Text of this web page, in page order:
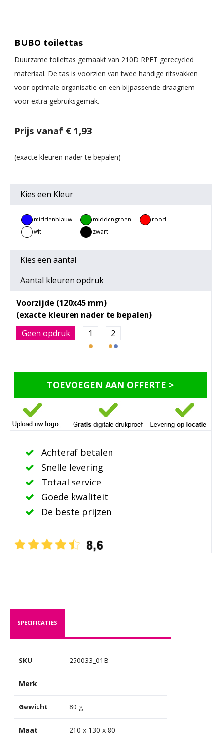
BUBO toilettas
Duurzame toilettas gemaakt van 210D RPET gerecycled
materiaal. De tas is voorzien van twee handige ritsvakken
voor optimale organisatie en een bijpassende draagriem
voor extra gebruiksgemak.
Prijs vanaf € 1,93
Kies een Kleur
middenblauw middengroen
rood
wit
zwart
Kies een aantal
Aantal kleuren opdruk
Voorzijde (120x45 mm)
Geen opdruk 1 2
TOEVOEGEN AAN OFFERTE >
Achteraf betalen
Snelle levering
Totaal service
Goede kwaliteit
De beste prijzen
SPECIFICATIES
SKU 250033_01B
Merk
Gewicht 80 g
Maat 210 x 130 x 80